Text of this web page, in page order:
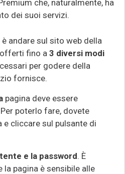
che, naturalmente, ha
dei suoi servizi.
andare sul sito web della
fino a 3 diversi modi
per godere della
fornisce.
pagina deve essere
poterlo fare, dovete
e cliccare sul pulsante di
e la password. È
la pagina è sensibile alle